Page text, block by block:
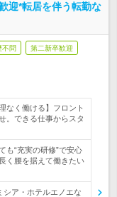
迎*転居を伴う転勤な
不問 第二新卒歓迎
なく働ける】フロント
。できる仕事からスタ
も“充実の研修”で安心
く腰を据えて働きたい
ア・ホテルエノエな